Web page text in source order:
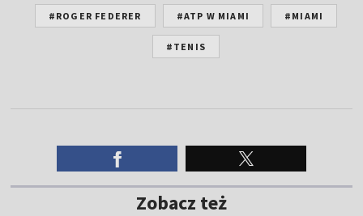
#ROGER FEDERER #ATP W MIAMI #MIAMI
#TENIS
Zobacz też